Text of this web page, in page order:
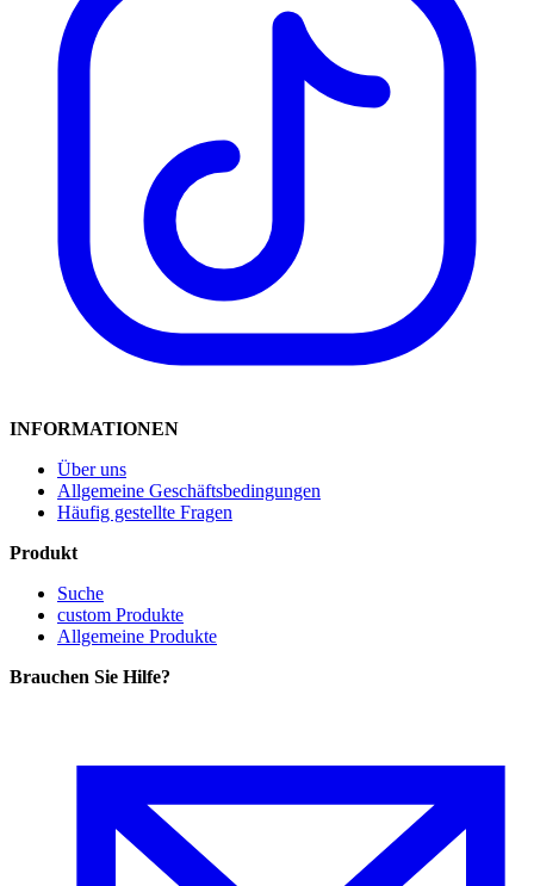
INFORMATIONEN
Über uns
Allgemeine Geschäftsbedingungen
Häufig gestellte Fragen
Produkt
Suche
custom Produkte
Allgemeine Produkte
Brauchen Sie Hilfe?